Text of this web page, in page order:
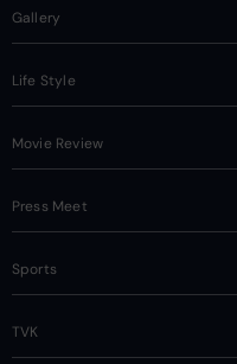
Gallery
Life Style
Movie Review
Press Meet
Sports
TVK